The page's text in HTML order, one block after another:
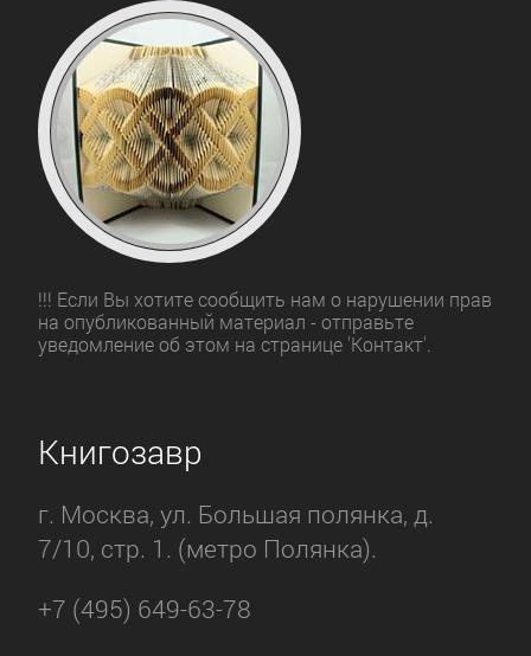
!!! Если Вы хотите сообщить нам о нарушении прав
на опубликованный материал - отправьте
уведомление об этом на странице 'Контакт'.
Книгозавр
г. Москва, ул. Большая полянка, д.
7/10, стр. 1. (метро Полянка).
+7 (495) 649-63-78